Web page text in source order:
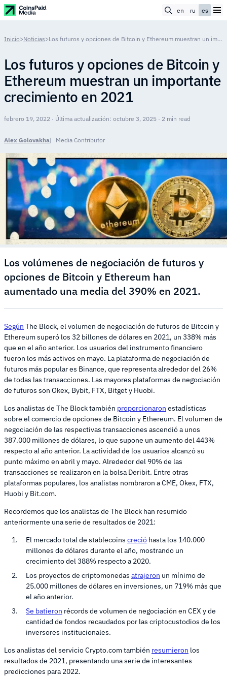
en ru es
Inicio>Noticias> Los futuros y opciones de Bitcoin y Ethereum muestran un importante crecimiento en 2021
Los futuros y opciones de Bitcoin y
Ethereum muestran un importante
crecimiento en 2021
febrero 19, 2022 · Última actualización: octubre 3, 2025 · 2 min read
Alex Golovakha Media Contributor
Los volúmenes de negociación de futuros y
opciones de Bitcoin y Ethereum han
aumentado una media del 390% en 2021.
Según The Block, el volumen de negociación de futuros de Bitcoin y
Ethereum superó los 32 billones de dólares en 2021, un 338% más
que en el año anterior. Los usuarios del instrumento financiero
fueron los más activos en mayo. La plataforma de negociación de
futuros más popular es Binance, que representa alrededor del 26%
de todas las transacciones. Las mayores plataformas de negociación
de futuros son Okex, Bybit, FTX, Bitget y Huobi.
Los analistas de The Block también proporcionaron estadísticas
sobre el comercio de opciones de Bitcoin y Ethereum. El volumen de
negociación de las respectivas transacciones ascendió a unos
387.000 millones de dólares, lo que supone un aumento del 443%
respecto al año anterior. La actividad de los usuarios alcanzó su
punto máximo en abril y mayo. Alrededor del 90% de las
transacciones se realizaron en la bolsa Deribit. Entre otras
plataformas populares, los analistas nombraron a CME, Okex, FTX,
Huobi y Bit.com.
Recordemos que los analistas de The Block han resumido
anteriormente una serie de resultados de 2021:
El mercado total de stablecoins creció hasta los 140.000
millones de dólares durante el año, mostrando un
crecimiento del 388% respecto a 2020.
Los proyectos de criptomonedas atrajeron un mínimo de
25.000 millones de dólares en inversiones, un 719% más que
el año anterior.
Se batieron récords de volumen de negociación en CEX y de
cantidad de fondos recaudados por las criptocustodios de los
inversores institucionales.
Los analistas del servicio Crypto.com también resumieron los
resultados de 2021, presentando una serie de interesantes
predicciones para 2022.